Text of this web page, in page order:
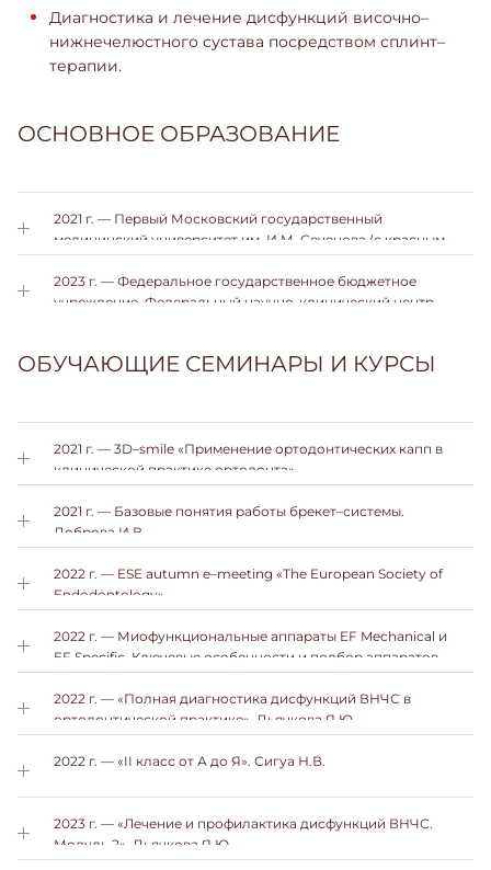
Диагностика и лечение дисфункций височно–
нижнечелюстного сустава посредством сплинт–
терапии.
ОСНОВНОЕ ОБРАЗОВАНИЕ
2021 г. — Первый Московский государственный
медицинский университет им. И.М. Сеченова (с красным
дипломом). Врач–стоматолог.
2023 г. — Федеральное государственное бюджетное
учреждение. Федеральный научно-клинический центр
биологического агентства (ФГБУ ФНКЦ ФМБА России) в
ОБУЧАЮЩИЕ СЕМИНАРЫ И КУРСЫ
2021 г. — 3D–smile «Применение ортодонтических капп в
клинической практике ортодонта».
2021 г. — Базовые понятия работы брекет–системы.
Доброва И.В.
2022 г. — ESE autumn e–meeting «The European Society of
Endodontology».
2022 г. — Миофункциональные аппараты EF Mechanical и
EF Specific. Ключевые особенности и подбор аппаратов.
Роберт М. Рикеттс, Карл Ф. Гугино.
2022 г. — «Полная диагностика дисфункций ВНЧС в
ортодонтической практике». Дьячкова Я.Ю.
2022 г. — «II класс от А до Я». Сигуа Н.В.
2023 г. — «Лечение и профилактика дисфункций ВНЧС.
Модуль 2», Дьячкова Я.Ю.